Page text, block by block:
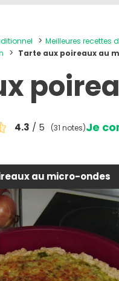
Meilleures recettes
Tarte aux poireaux au
4.3 / 5 (31 notes)Je
au micro-ondes